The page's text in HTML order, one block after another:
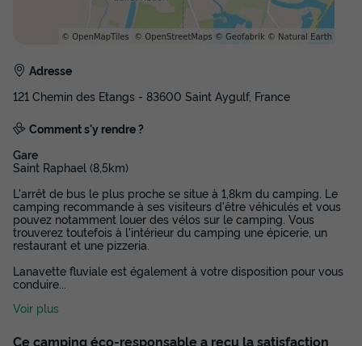
Annulation gratuite
33m²
Terrasse semi-couverte Animaux autorisés *
Cafetière
Congélateur
Réfrigérateur
Personnes Climatisé + TV
du11/10/2026au18/10/2026
Meilleur prix pour 7 nuits
Modifier les dates
552,31 € -35%
Voir les disponibilités
Adresse
121 Chemin des Etangs - 83600 Saint Aygulf, France
Comment s'y rendre ?
Gare
Saint Raphael (8,5km)
L'arrêt de bus le plus proche se situe à 1,8km du camping. Le
camping recommande à ses visiteurs d'être véhiculés et vous
pouvez notamment louer des vélos sur le camping. Vous
trouverez toutefois à l'intérieur du camping une épicerie, un
restaurant et une pizzeria.
Lanavette fluviale est également à votre disposition pour vous
conduire
Voir plus
Ce camping éco-responsable a reçu la satisfaction